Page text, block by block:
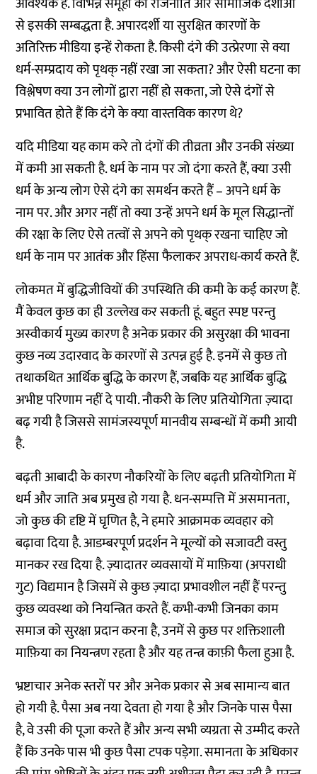
से इसकी सम्बद्धता है. अपारदर्शी या सुरक्षित कारणों के
अतिरिक्त मीडिया इन्हें रोकता है. किसी दंगे की उत्प्रेरणा से क्या
धर्म-सम्प्रदाय को पृथक् नहीं रखा जा सकता? और ऐसी घटना का
विश्लेषण क्या उन लोगों द्वारा नहीं हो सकता, जो ऐसे दंगों से
प्रभावित होते हैं कि दंगे के क्या वास्तविक कारण थे?
यदि मीडिया यह काम करे तो दंगों की तीव्रता और उनकी संख्या
में कमी आ सकती है. धर्म के नाम पर जो दंगा करते हैं, क्या उसी
धर्म के अन्य लोग ऐसे दंगे का समर्थन करते हैं – अपने धर्म के
नाम पर. और अगर नहीं तो क्या उन्हें अपने धर्म के मूल सिद्धान्तों
की रक्षा के लिए ऐसे तत्वों से अपने को पृथक् रखना चाहिए जो
धर्म के नाम पर आतंक और हिंसा फैलाकर अपराध-कार्य करते हैं.
लोकमत में बुद्धिजीवियों की उपस्थिति की कमी के कई कारण हैं.
मैं केवल कुछ का ही उल्लेख कर सकती हूं. बहुत स्पष्ट परन्तु
अस्वीकार्य मुख्य कारण है अनेक प्रकार की असुरक्षा की भावना
कुछ नव्य उदारवाद के कारणों से उत्पन्न हुई है. इनमें से कुछ तो
तथाकथित आर्थिक बुद्धि के कारण हैं, जबकि यह आर्थिक बुद्धि
अभीष्ट परिणाम नहीं दे पायी. नौकरी के लिए प्रतियोगिता ज़्यादा
बढ़ गयी है जिससे सामंजस्यपूर्ण मानवीय सम्बन्धों में कमी आयी
है.
बढ़ती आबादी के कारण नौकरियों के लिए बढ़ती प्रतियोगिता में
धर्म और जाति अब प्रमुख हो गया है. धन-सम्पत्ति में असमानता,
जो कुछ की दृष्टि में घृणित है, ने हमारे आक्रामक व्यवहार को
बढ़ावा दिया है. आडम्बरपूर्ण प्रदर्शन ने मूल्यों को सजावटी वस्तु
मानकर रख दिया है. ज़्यादातर व्यवसायों में माफ़िया (अपराधी
गुट) विद्यमान है जिसमें से कुछ ज़्यादा प्रभावशील नहीं हैं परन्तु
कुछ व्यवस्था को नियन्त्रित करते हैं. कभी-कभी जिनका काम
समाज को सुरक्षा प्रदान करना है, उनमें से कुछ पर शक्तिशाली
माफ़िया का नियन्त्रण रहता है और यह तन्त्र काफ़ी फैला हुआ है.
भ्रष्टाचार अनेक स्तरों पर और अनेक प्रकार से अब सामान्य बात
हो गयी है. पैसा अब नया देवता हो गया है और जिनके पास पैसा
है, वे उसी की पूजा करते हैं और अन्य सभी व्यग्रता से उम्मीद करते
हैं कि उनके पास भी कुछ पैसा टपक पड़ेगा. समानता के अधिकार